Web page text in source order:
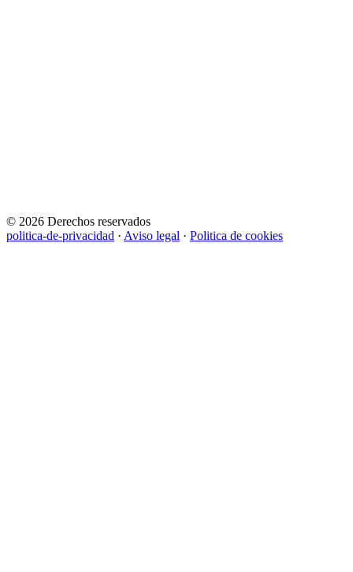
© 2026 Derechos reservados
politica-de-privacidad · Aviso legal · Politica de cookies